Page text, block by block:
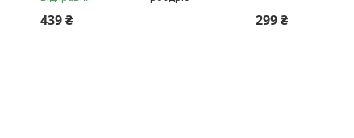
439 ₴ 299 ₴